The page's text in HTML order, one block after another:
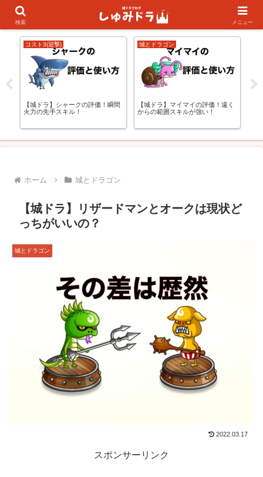
初心者の方向け
コスト3(迎撃)
【城ドラ】シャークの評価！瞬間
火力の先手スキル！
城とドラゴン
【城ドラ】マイマイの評価！遠く
からの範囲スキルが強い！
ホーム 城とドラゴン
【城ドラ】リザードマンとオークは現状ど
っちがいいの？
城とドラゴン
2022.03.17
スポンサーリンク
検索 メニュー